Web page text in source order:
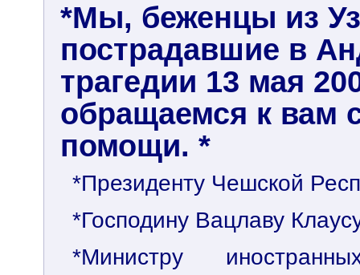
*Мы, беженцы из
пострадавшие в
трагедии 13 мая
обращаемся к вам
помощи. *
*Президенту Чешской
*Господину Вацлаву
*Министру